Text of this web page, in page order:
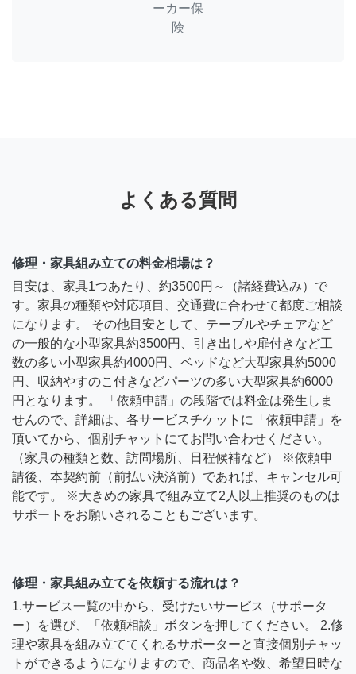
ーカー保
険
よくある質問
修理・家具組み立ての料金相場は？
目安は、家具1つあたり、約3500円～（諸経費込み）で
す。家具の種類や対応項目、交通費に合わせて都度ご相談
になります。 その他目安として、テーブルやチェアなど
の一般的な小型家具約3500円、引き出しや扉付きなど工
数の多い小型家具約4000円、ベッドなど大型家具約5000
円、収納やすのこ付きなどパーツの多い大型家具約6000
円となります。 「依頼申請」の段階では料金は発生しま
せんので、詳細は、各サービスチケットに「依頼申請」を
頂いてから、個別チャットにてお問い合わせください。
（家具の種類と数、訪問場所、日程候補など） ※依頼申
請後、本契約前（前払い決済前）であれば、キャンセル可
能です。 ※大きめの家具で組み立て2人以上推奨のものは
サポートをお願いされることもございます。
修理・家具組み立てを依頼する流れは？
1.サービス一覧の中から、受けたいサービス（サポータ
ー）を選び、「依頼相談」ボタンを押してください。 2.修
理や家具を組み立ててくれるサポーターと直接個別チャッ
トができるようになりますので、商品名や数、希望日時な